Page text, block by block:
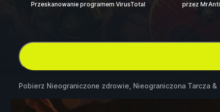
Przeskanowanie programem VirusTotal przez
Pobierz Nieograniczone zdrowie, Nieograniczona Tarcza &